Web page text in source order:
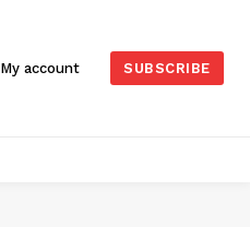
My account SUBSCRIBE